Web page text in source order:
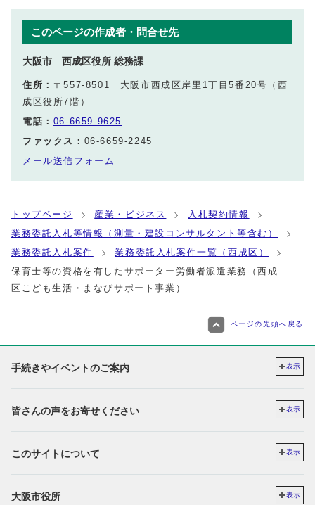
このページの作成者・問合せ先
大阪市 西成区役所 総務課
住所： 〒557-8501 大阪市西成区岸里1丁目5番20号（西
成区役所7階）
電話： 06-6659-9625
ファックス： 06-6659-2245
メール送信フォーム
トップページ 産業・ビジネス
入札契約情報
業務委託入札等情報（測量・建設コンサルタント等含む）
業務委託入札案件
業務委託入札案件一覧（西成区）
保育士等の資格を有したサポーター労働者派遣業務（西成
区こども生活・まなびサポート事業）
ページの先頭へ戻る
手続きやイベントのご案内 表示
皆さんの声をお寄せください 表示
このサイトについて 表示
大阪市役所 表示